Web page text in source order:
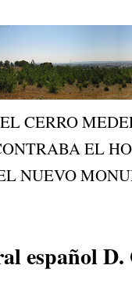
CERRO
EL
NUEVO
español